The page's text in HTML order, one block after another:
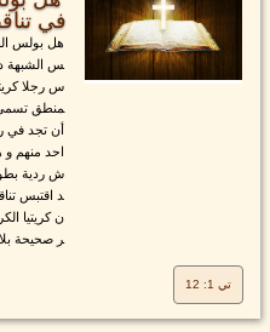
في
هل بولس
س الشبهة
س رجلا
منطق تسمى
أن تجد في
احد منهم و
ش ردية
د اقتبس
ن كريتيا
ر صحيحة
تي 1: 12